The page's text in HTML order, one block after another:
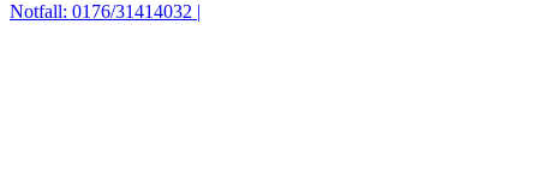
Notfall: 0176/31414032 |